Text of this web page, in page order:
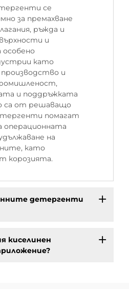
се
за премахване
ръжда и
и
особено
като
и
и поддръжката
са от решаващо
помагат
операционната
на
като
корозията.
детергенти
киселинен